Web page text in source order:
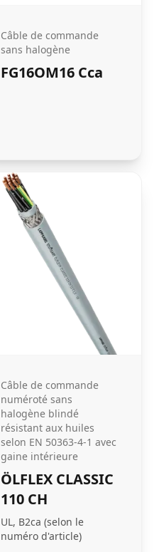
Câble de commande
sans halogène
FG16OM16 Cca
Câble de commande
numéroté sans
halogène blindé
résistant aux huiles
selon EN 50363-4-1 avec
gaine intérieure
ÖLFLEX CLASSIC
110 CH
UL, B2ca (selon le
numéro d'article)